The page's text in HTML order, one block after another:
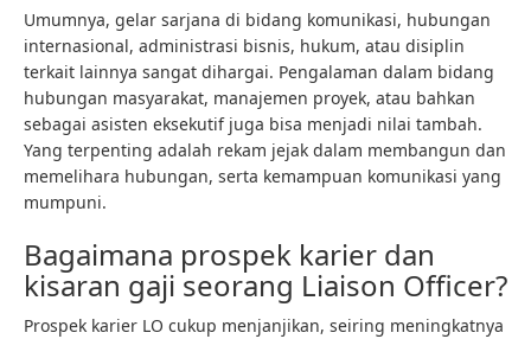
Umumnya, gelar sarjana di bidang komunikasi, hubungan
internasional, administrasi bisnis, hukum, atau disiplin
terkait lainnya sangat dihargai. Pengalaman dalam bidang
hubungan masyarakat, manajemen proyek, atau bahkan
sebagai asisten eksekutif juga bisa menjadi nilai tambah.
Yang terpenting adalah rekam jejak dalam membangun dan
memelihara hubungan, serta kemampuan komunikasi yang
mumpuni.
Bagaimana prospek karier dan
kisaran gaji seorang Liaison Officer?
Prospek karier LO cukup menjanjikan, seiring meningkatnya